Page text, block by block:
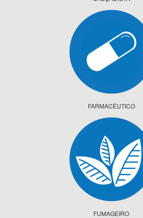
FARMACÊUTICO
FUMAGEIRO